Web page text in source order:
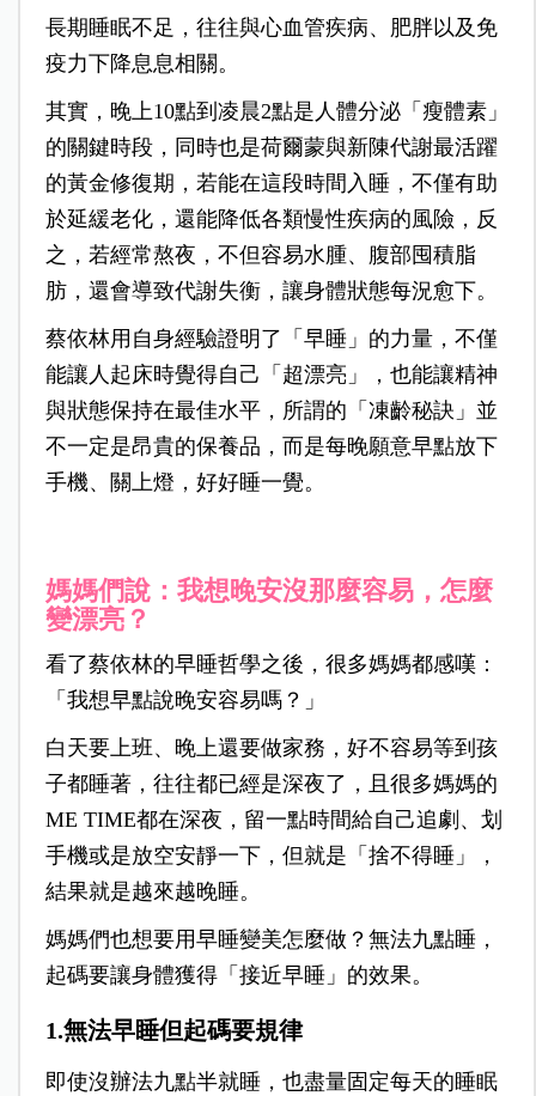
長期睡眠不足，往往與心血管疾病、肥胖以及免
疫力下降息息相關。
其實，晚上10點到凌晨2點是人體分泌「瘦體素」
的關鍵時段，同時也是荷爾蒙與新陳代謝最活躍
的黃金修復期，若能在這段時間入睡，不僅有助
於延緩老化，還能降低各類慢性疾病的風險，反
之，若經常熬夜，不但容易水腫、腹部囤積脂
肪，還會導致代謝失衡，讓身體狀態每況愈下。
蔡依林用自身經驗證明了「早睡」的力量，不僅
能讓人起床時覺得自己「超漂亮」，也能讓精神
與狀態保持在最佳水平，所謂的「凍齡秘訣」並
不一定是昂貴的保養品，而是每晚願意早點放下
手機、關上燈，好好睡一覺。
媽媽們說：我想晚安沒那麼容易，怎麼
變漂亮？
看了蔡依林的早睡哲學之後，很多媽媽都感嘆：
「我想早點說晚安容易嗎？」
白天要上班、晚上還要做家務，好不容易等到孩
子都睡著，往往都已經是深夜了，且很多媽媽的
ME TIME都在深夜，留一點時間給自己追劇、划
手機或是放空安靜一下，但就是「捨不得睡」，
結果就是越來越晚睡。
媽媽們也想要用早睡變美怎麼做？無法九點睡，
起碼要讓身體獲得「接近早睡」的效果。
1.無法早睡但起碼要規律
即使沒辦法九點半就睡，也盡量固定每天的睡眠